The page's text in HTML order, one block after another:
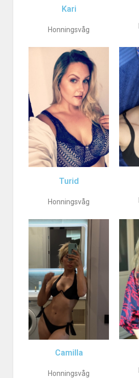
Kari
Honningsvåg
Turid
Honningsvåg
Camilla
Honningsvåg